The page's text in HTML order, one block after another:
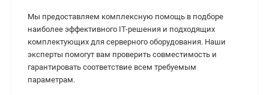
Мы предоставляем комплексную помощь в подборе
наиболее эффективного IT-решения и подходящих
комплектующих для серверного оборудования. Наши
эксперты помогут вам проверить совместимость и
гарантировать соответствие всем требуемым
параметрам.